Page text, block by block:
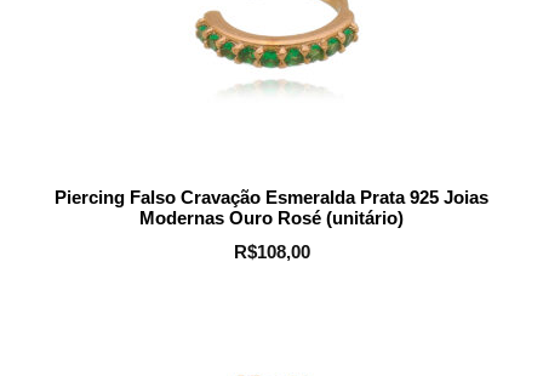
Piercing Falso Cravação Esmeralda Prata 925 Joias
Modernas Ouro Rosé (unitário)
R$108,00